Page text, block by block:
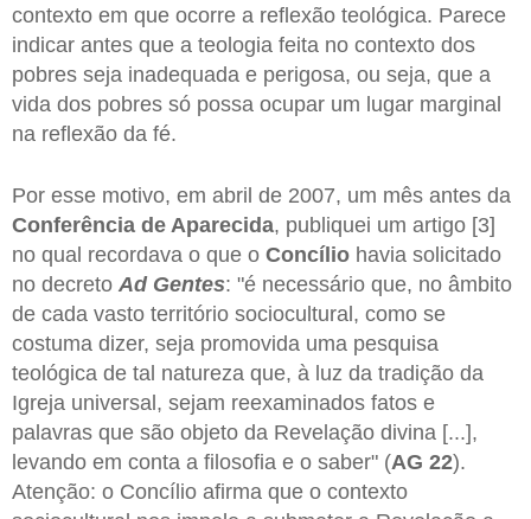
contexto em que ocorre a reflexão teológica. Parece
indicar antes que a teologia feita no contexto dos
pobres seja inadequada e perigosa, ou seja, que a
vida dos pobres só possa ocupar um lugar marginal
na reflexão da fé.
Por esse motivo, em abril de 2007, um mês antes da
Conferência de Aparecida, publiquei um artigo [3]
no qual recordava o que o Concílio havia solicitado
no decreto Ad Gentes: "é necessário que, no âmbito
de cada vasto território sociocultural, como se
costuma dizer, seja promovida uma pesquisa
teológica de tal natureza que, à luz da tradição da
Igreja universal, sejam reexaminados fatos e
palavras que são objeto da Revelação divina [...],
levando em conta a filosofia e o saber" (AG 22).
Atenção: o Concílio afirma que o contexto